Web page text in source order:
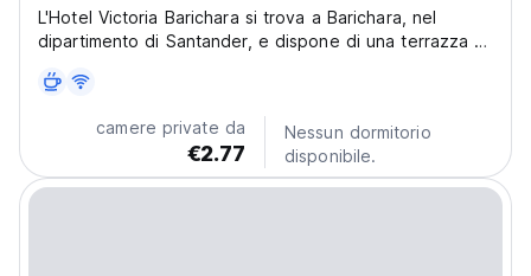
L'Hotel Victoria Barichara si trova a Barichara, nel
dipartimento di Santander, e dispone di una terrazza e
un bar. C'è un parcheggio privato gratuito. Alcune
camere sono dotate di terrazza o balcone...
camere private da
€2.77
Nessun dormitorio
disponibile.